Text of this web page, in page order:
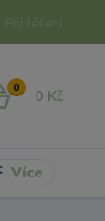
Přihlášení
0 0 Kč
Více